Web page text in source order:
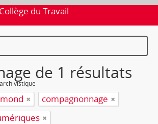
du Travail
de 1 résultats
compagnonnage